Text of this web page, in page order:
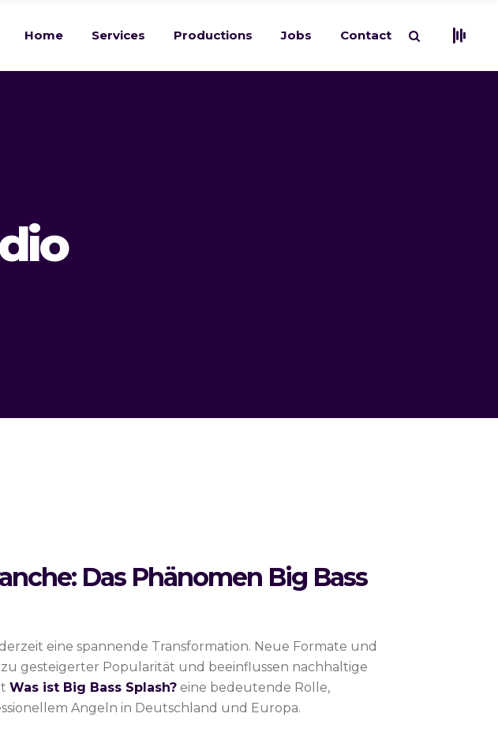
Home Services Productions Jobs Contact
Das Phänomen Big Bass
eine spannende Transformation. Neue Formate und
gesteigerter Popularität und beeinflussen nachhaltige
Was ist Big Bass Splash? eine bedeutende Rolle,
Angeln in Deutschland und Europa.